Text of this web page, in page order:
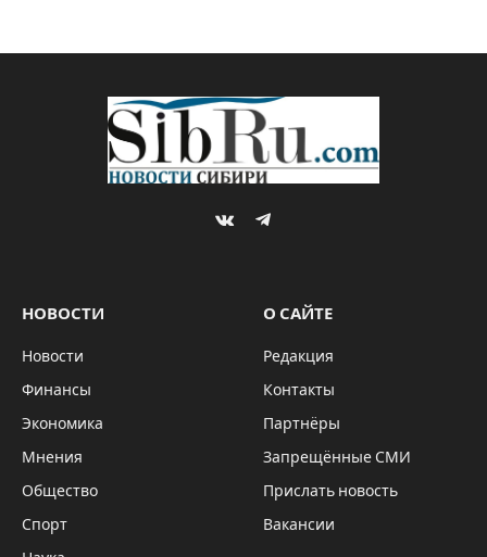
VKontakteTelegram
НОВОСТИ
Новости
Финансы
Экономика
Мнения
Общество
Спорт
О САЙТЕ
Редакция
Контакты
Партнёры
Запрещённые СМИ
Прислать новость
Вакансии